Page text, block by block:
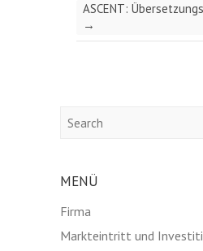
ASCENT:
→
MENÜ
Firma
Markteintritt und